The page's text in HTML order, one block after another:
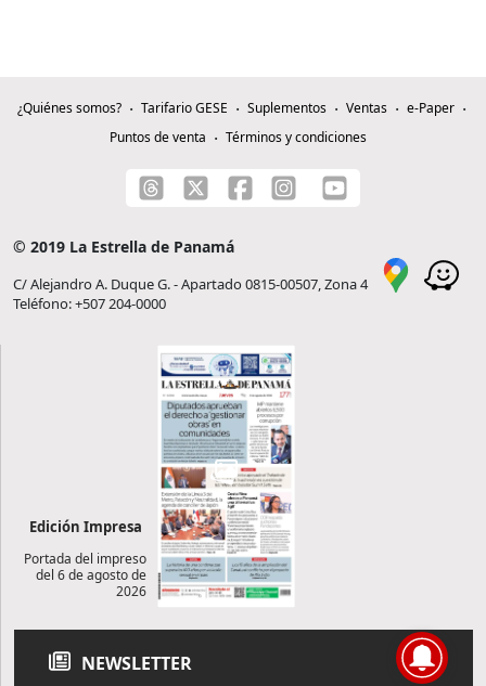
¿Quiénes somos? Tarifario GESE Suplementos Ventas
e-Paper
Puntos de venta
Términos y condiciones
© 2019 La Estrella de Panamá
C/ Alejandro A. Duque G. - Apartado 0815-00507, Zona 4
Teléfono: +507 204-0000
Edición Impresa
Portada del impreso
del 6 de agosto de
2026
NEWSLETTER